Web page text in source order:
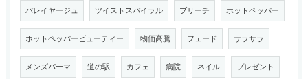
バレイヤージュ ツイストスパイラル ブリーチ ホットペッパー
ホットペッパービューティー 物価高騰 フェード サラサラ
メンズパーマ 道の駅 カフェ 病院 ネイル プレゼント